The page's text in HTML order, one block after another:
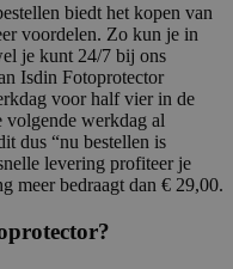
biedt het kopen van
voordelen. Zo kun je in
je kunt 24/7 bij ons
Isdin Fotoprotector
voor half vier in de
werkdag al
dus “nu bestellen is
levering profiteer je
meer bedraagt dan € 29,00.